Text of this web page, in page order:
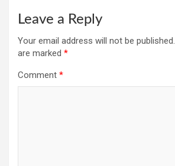
Leave a Reply
Your email address will not be published.
are marked *
Comment *